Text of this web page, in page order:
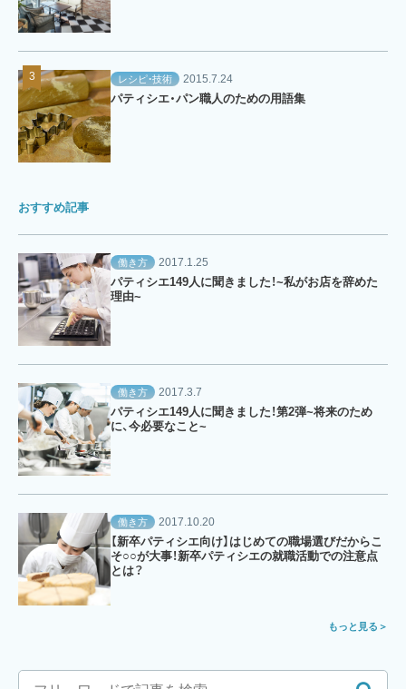
レシピ・技術 2015.7.24
パティシエ・パン職人のための用語集
おすすめ記事
働き方 2017.1.25
パティシエ149人に聞きました！~私がお店を辞めた
理由~
働き方 2017.3.7
パティシエ149人に聞きました！第2弾~将来のため
に、今必要なこと~
働き方 2017.10.20
【新卒パティシエ向け】はじめての職場選びだからこ
そ○○が大事！新卒パティシエの就職活動での注意点
とは？
もっと見る